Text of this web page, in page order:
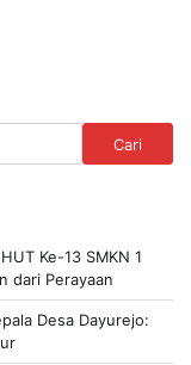
Cari
Ke-13 SMKN 1
dari Perayaan
Desa Dayurejo: